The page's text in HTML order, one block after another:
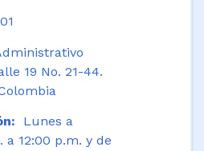
19 No. 21-44.
Lunes a
a 12:00 p.m. y de